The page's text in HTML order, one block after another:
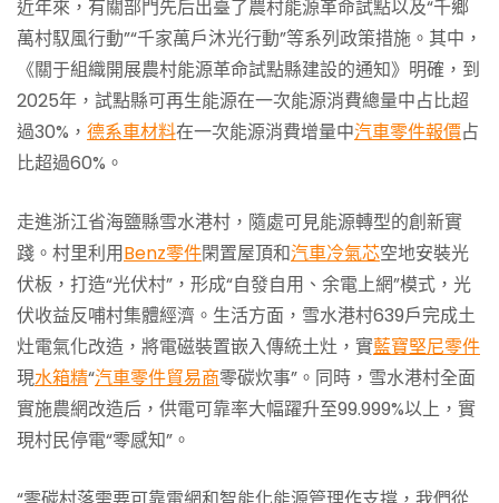
近年來，有關部門先后出臺了農村能源革命試點以及“千鄉
萬村馭風行動”“千家萬戶沐光行動”等系列政策措施。其中，
《關于組織開展農村能源革命試點縣建設的通知》明確，到
2025年，試點縣可再生能源在一次能源消費總量中占比超
過30%， 德系車材料在一次能源消費增量中汽車零件報價占
比超過60%。
走進浙江省海鹽縣雪水港村，隨處可見能源轉型的創新實
踐。村里利用Benz零件閑置屋頂和汽車冷氣芯空地安裝光
伏板，打造“光伏村”，形成“自發自用、余電上網”模式，光
伏收益反哺村集體經濟。生活方面，雪水港村639戶完成土
灶電氣化改造，將電磁裝置嵌入傳統土灶，實藍寶堅尼零件
現水箱精“汽車零件貿易商零碳炊事”。同時，雪水港村全面
實施農網改造后，供電可靠率大幅躍升至99.999%以上，實
現村民停電“零感知”。